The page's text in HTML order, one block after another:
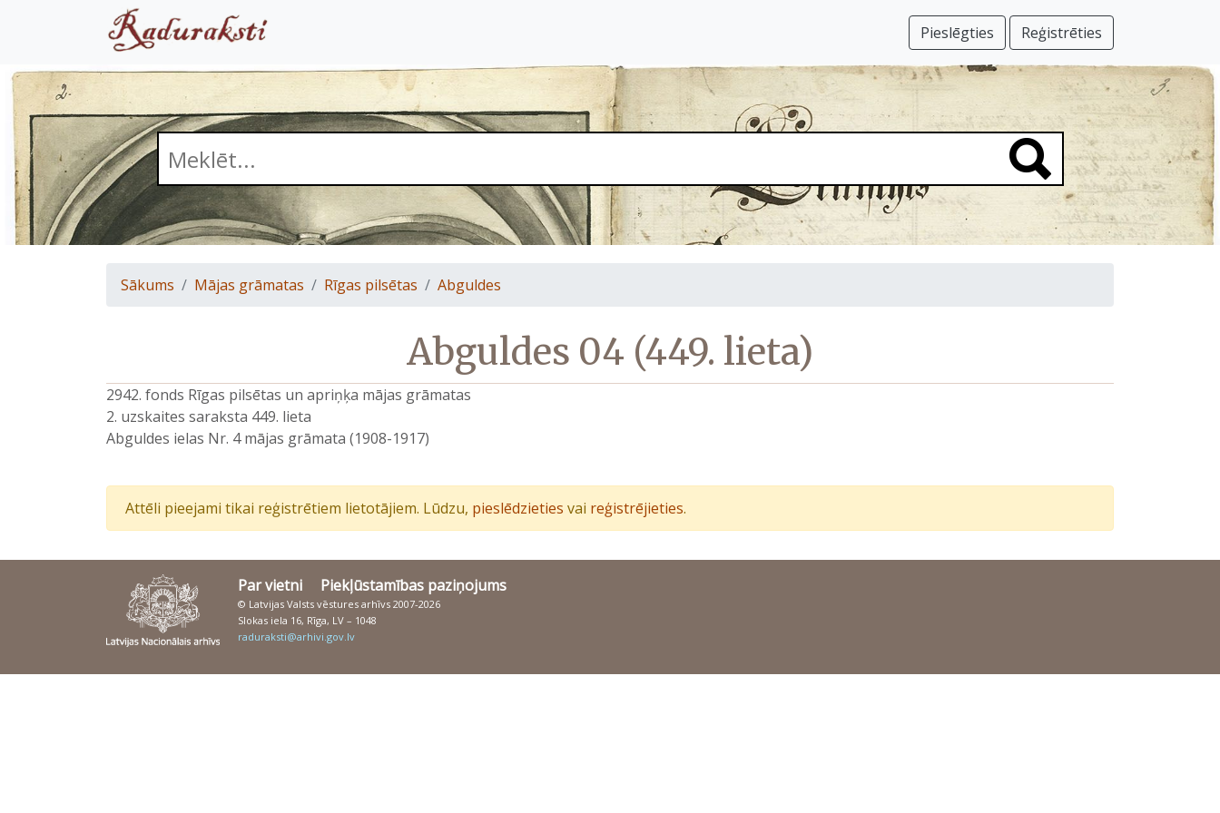
Pieslēgties Reģistrēties
Sākums Mājas grāmatas Rīgas pilsētas Abguldes
Abguldes 04 (449. lieta)
2942. fonds Rīgas pilsētas un apriņķa mājas grāmatas
2. uzskaites saraksta 449. lieta
Abguldes ielas Nr. 4 mājas grāmata (1908-1917)
Attēli pieejami tikai reģistrētiem lietotājiem. Lūdzu, pieslēdzieties vai reģistrējieties.
Par vietni Piekļūstamības paziņojums
© Latvijas Valsts vēstures arhīvs 2007-2026
Slokas iela 16, Rīga, LV – 1048
raduraksti@arhivi.gov.lv